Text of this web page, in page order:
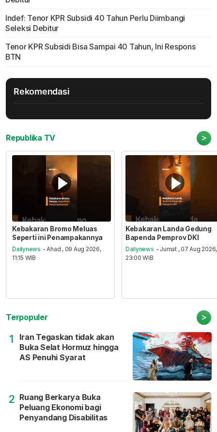
Indef: Tenor KPR Subsidi 40 Tahun Perlu Diimbangi
Seleksi Debitur
Tenor KPR Subsidi Bisa Sampai 40 Tahun, Ini Respons
BTN
Rekomendasi
Republika TV >
Kebakaran Bromo Meluas
Seperti ini Penampakannya
Dailynews - Ahad , 09 Aug 2026,
11:15 WIB
Kebakaran Landa Gedung
Bapenda Pemprov DKI
Dailynews - Jumat , 07 Aug 2026,
23:00 WIB
Terpopuler >
1
Iran Tegaskan tidak akan
Buka Selat Hormuz hingga
AS Penuhi Syarat
2 Ruang Berkarya Buka
Peluang Ekonomi bagi
Penyandang Disabilitas